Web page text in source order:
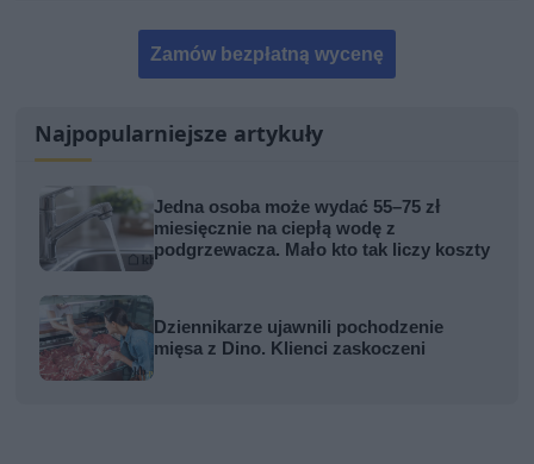
Zamów bezpłatną wycenę
Najpopularniejsze artykuły
Jedna osoba może wydać 55–75 zł
miesięcznie na ciepłą wodę z
podgrzewacza. Mało kto tak liczy koszty
Dziennikarze ujawnili pochodzenie
mięsa z Dino. Klienci zaskoczeni